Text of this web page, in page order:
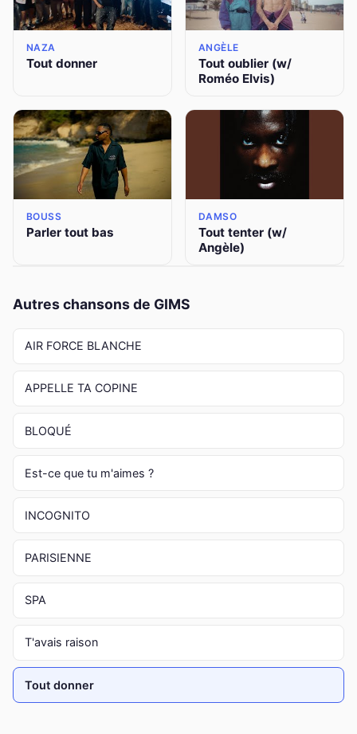
NAZA
Tout donner
ANGÈLE
Tout oublier (w/
Roméo Elvis)
BOUSS
Parler tout bas
DAMSO
Tout tenter (w/
Angèle)
Autres chansons de GIMS
AIR FORCE BLANCHE
APPELLE TA COPINE
BLOQUÉ
Est-ce que tu m'aimes ?
INCOGNITO
PARISIENNE
SPA
T'avais raison
Tout donner